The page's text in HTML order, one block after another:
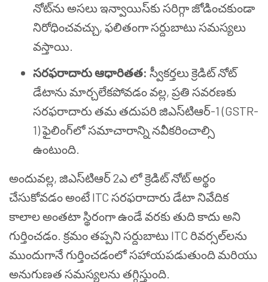
నోట్‌ను అసలు ఇన్వాయిస్‌కు సరిగ్గా జోడించకుండా
నిరోధించవచ్చు, ఫలితంగా సర్దుబాటు సమస్యలు
వస్తాయి.
సరఫరాదారు ఆధారితత: స్వీకర్తలు క్రెడిట్ నోట్
డేటాను మార్చలేకపోవడం వల్ల, ప్రతి సవరణకు
సరఫరాదారు తమ తదుపరి జిఎస్‌టి‌ఆర్-1 (GSTR-
1) ఫైలింగ్‌లో సమాచారాన్ని నవీకరించాల్సి
ఉంటుంది.
అందువల్ల, జిఎస్‌టి‌ఆర్ 2ఎ లో క్రెడిట్ నోట్ అర్థం
చేసుకోవడం అంటే ITC సరఫరాదారు డేటా నివేదిక
కాలాల అంతటా స్థిరంగా ఉండే వరకు తుది కాదు అని
గుర్తించడం. క్రమం తప్పని సర్దుబాటు ITC రివర్సల్‌లను
ముందుగానే గుర్తించడంలో సహాయపడుతుంది మరియు
అనుగుణత సమస్యలను తగ్గిస్తుంది.